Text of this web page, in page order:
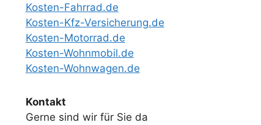
Kosten-Fahrrad.de
Kosten-Kfz-Versicherung.de
Kosten-Motorrad.de
Kosten-Wohnmobil.de
Kosten-Wohnwagen.de
Kontakt
Gerne sind wir für Sie da